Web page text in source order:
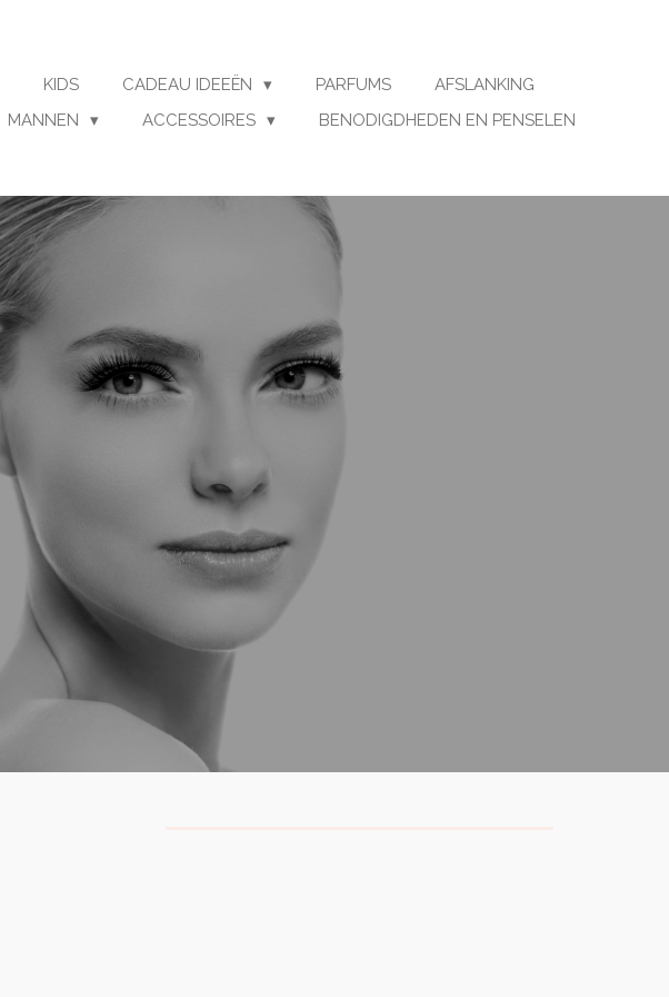
KIDS CADEAU IDEEËN PARFUMS
AFSLANKING
MANNEN ACCESSOIRES
BENODIGDHEDEN EN PENSELEN